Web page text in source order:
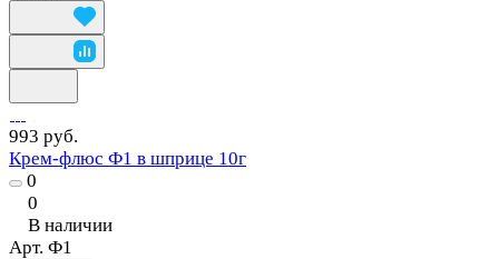
993 руб.
Крем-флюс Ф1 в шприце 10г
0
0
В наличии
Арт. Ф1